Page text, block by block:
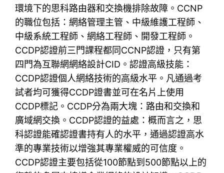
環境下的思科路由器和交換機排除故障。CCNP
的職位包括：網絡管理主管、中級維護工程師、
中級系統工程師、網絡工程師、開發工程師。
CCDP認證前三門課程都同CCNP認證，只有第
四門為互聯網網絡設計CID。認證高級技能：
CCDP認證個人網絡技術的高級水平。凡通過考
試者均可獲得CCDP證書並可在名片上使用
CCDP標記。CCDP分為兩大塊：路由和交換和
廣域網交換。CCDP認證的益處：概而言之，思
科認證能確認證書持有人的水平，通過認證高水
準的專業技術以增強其專業權威的可信度。
CCDP認證主要包括從100節點到500節點以上的